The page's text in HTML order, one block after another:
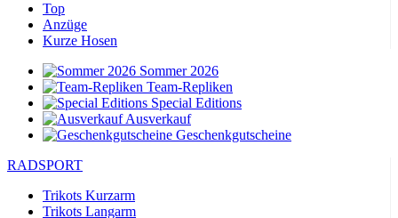
Top
Anzüge
Kurze Hosen
Sommer 2026
Team-Repliken
Special Editions
Ausverkauf
Geschenkgutscheine
RADSPORT
Trikots Kurzarm
Trikots Langarm